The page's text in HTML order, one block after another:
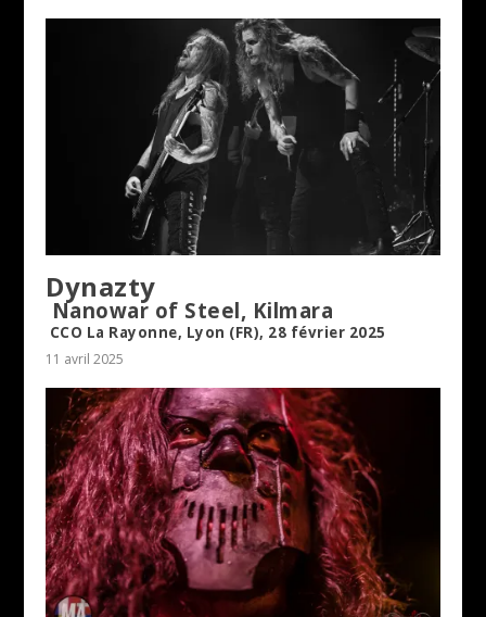
Dynazty
Nanowar of Steel, Kilmara
CCO La Rayonne, Lyon (FR), 28 février 2025
11 avril 2025